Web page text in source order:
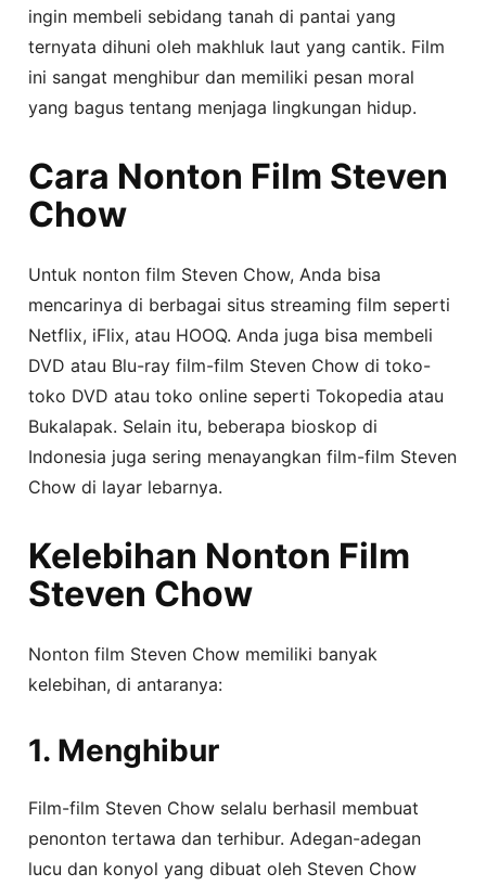
ingin membeli sebidang tanah di pantai yang
ternyata dihuni oleh makhluk laut yang cantik. Film
ini sangat menghibur dan memiliki pesan moral
yang bagus tentang menjaga lingkungan hidup.
Cara Nonton Film Steven
Chow
Untuk nonton film Steven Chow, Anda bisa
mencarinya di berbagai situs streaming film seperti
Netflix, iFlix, atau HOOQ. Anda juga bisa membeli
DVD atau Blu-ray film-film Steven Chow di toko-
toko DVD atau toko online seperti Tokopedia atau
Bukalapak. Selain itu, beberapa bioskop di
Indonesia juga sering menayangkan film-film Steven
Chow di layar lebarnya.
Kelebihan Nonton Film
Steven Chow
Nonton film Steven Chow memiliki banyak
kelebihan, di antaranya:
1. Menghibur
Film-film Steven Chow selalu berhasil membuat
penonton tertawa dan terhibur. Adegan-adegan
lucu dan konyol yang dibuat oleh Steven Chow